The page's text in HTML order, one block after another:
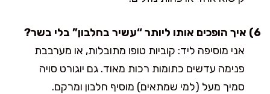
6) איך הופכים אותו ליותר “עשיר בחלבון” בלי בשר?
אני מוסיפה ליד: קוביות טופו מתובלות, או מערבבת
פנימה עדשים כתומות רכות מאוד. גם יוגורט סויה
סמיך מעל (למי שמתאים) מוסיף חלבון ומרקם.